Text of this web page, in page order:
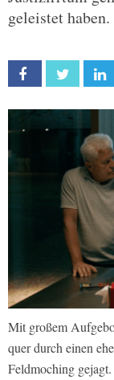
geleistet haben.
Facebook Twitter
Mit großem
quer durch einen
Feldmoching